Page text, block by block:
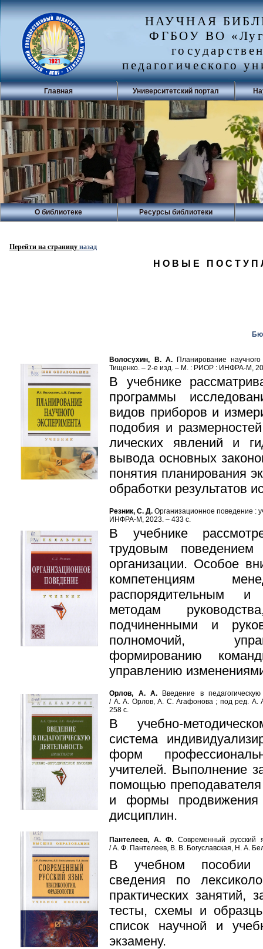
НАУЧНАЯ
ФГБОУ ВО
педагогического
Главная Университетский портал
О библиотеке Ресурсы библиотеки
Перейти на страницу назад
НОВЫЕ
Волосухин, В. А.Планирование
Тищенко. – 2-е изд. – М. : РИОР : ИНФРА-М,
В учебнике
программы
видов приборов и
подобия и
лических явлений и
вывода основных
понятия планирования
обработки результатов
Резник, С. Д. Организационное поведение :
ИНФРА-М, 2023. – 433 с.
В учебнике
трудовым
организации. Особое
компетенциям
распорядительным и
методам
подчиненными и
полномочий,
формированию
управ­лению
Орлов, А. А. Введение в
/ А. А. Орлов, А. С. Агафонова ; под ред.
258 с.
В учебно-
система
форм
учителей. Выполнение
помощью
и формы продвижения
дисциплин.
Пантелеев, А. Ф. Современный русский
/ А. Ф. Пантелеев, В. В. Богуславская, Н. А.
В учебном пособии
сведения по
практических занятий,
тесты, схемы и
список научной и
экзамену.